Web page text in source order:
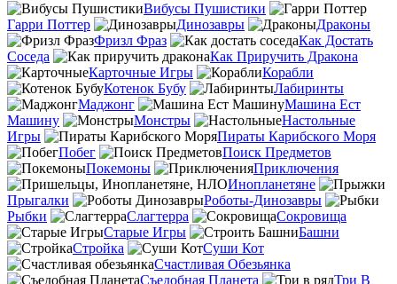
Вибусы Пушистики
Гарри Поттер
Динозавры
Драконы
Фризл Фраз
Как Достать
Соседа
Как Приручить Дракона
Карточные Игры
Корабли
Котенок Бубу
Лабиринты
Маджонг
Машина Ест
Машину
Монстры
Настольные
Игры
Пираты Карибского Моря
Побег
Поиск Предметов
Покемоны
Приключения
Инопланетяне
Прыгалки
Роботы-Динозавры
Рыбки
Слагтерра
Сокровища
Старые Игры
Башни
Стройка
Суши Кот
Счастливая Обезьянка
Съедобная Планета
Три В